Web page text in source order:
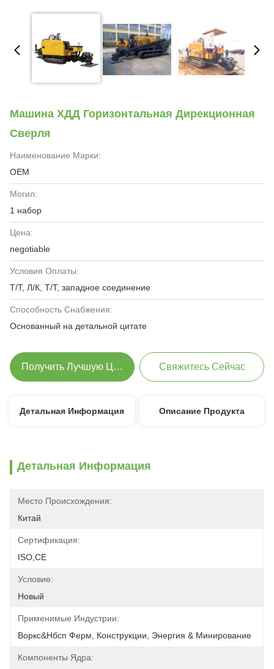
Машина ХДД Горизонтальная Дирекционная
Сверля
Наименование Марки:
OEM
Могил:
1 набор
Цена:
negotiable
Условия Оплаты:
Т/Т, Л/К, Т/Т, западное соединение
Способность Снабжения:
Основанный на детальной цитате
Получить Лучшую Цену Свяжитесь Сейчас
Детальная Информация Описание Продукта
Детальная Информация
Место Происхождения:
Китай
Сертификация:
ISO,CE
Условие:
Новый
Применимые Индустрии:
Воркс&нбсп Ферм, Конструкции, Энергия & Минирование
Компоненты Ядра: